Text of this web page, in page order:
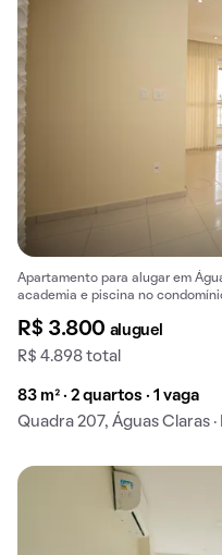
Apartamento para alugar em
academia e piscina no
R$ 3.800 aluguel
R$ 4.898 total
83 m² · 2 quartos · 1 vaga
Quadra 207, Águas Claras ·